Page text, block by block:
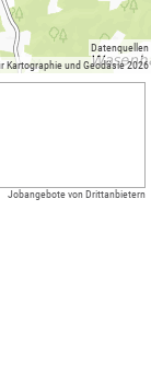
und Geodäsie 2026
Datenquellen
Jobangebote von Drittanbietern